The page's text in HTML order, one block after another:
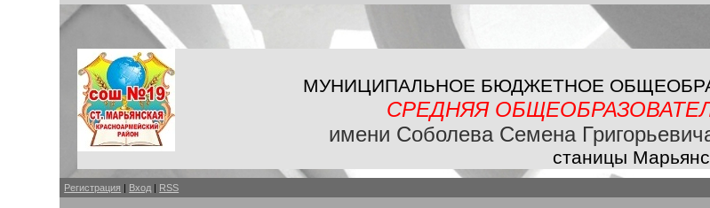
МУНИЦИПАЛЬНОЕ БЮДЖЕТНОЕ
СРЕДНЯЯ
имени Соболева Семена
станицы
Регистрация | Вход | RSS